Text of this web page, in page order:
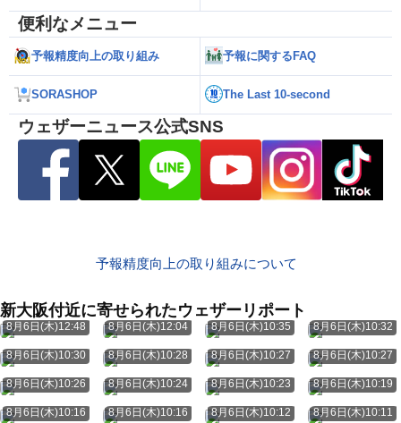
便利なメニュー
予報精度向上の取り組み 予報に関するFAQ
SORASHOP The Last 10-second
ウェザーニュース公式SNS
予報精度向上の取り組みについて
新大阪付近に寄せられたウェザーリポート
8月6日(木)12:48 8月6日(木)12:04 8月6日(木)10:35 8月6日(木)10:32
8月6日(木)10:30 8月6日(木)10:28 8月6日(木)10:27 8月6日(木)10:27
8月6日(木)10:26 8月6日(木)10:24 8月6日(木)10:23 8月6日(木)10:19
8月6日(木)10:16 8月6日(木)10:16 8月6日(木)10:12 8月6日(木)10:11